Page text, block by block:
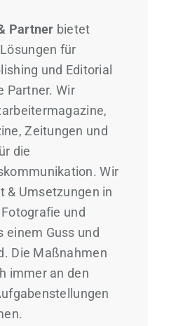
Partner bietet
für
und Editorial
Partner. Wir
Zeitungen und
die
Wir
& Umsetzungen in
und
einem Guss und
Die Maßnahmen
immer an den